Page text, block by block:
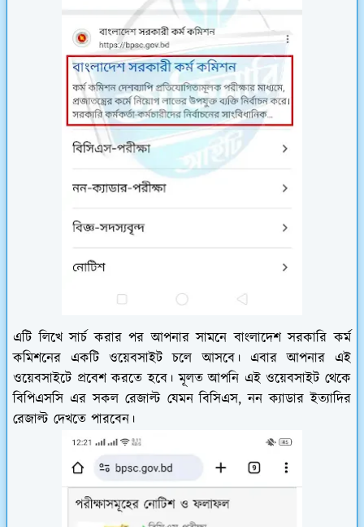
এটি লিখে সার্চ করার পর আপনার সামনে বাংলাদেশ সরকারি কর্ম
কমিশনের একটি ওয়েবসাইট চলে আসবে। এবার আপনার এই
ওয়েবসাইটে প্রবেশ করতে হবে। মূলত আপনি এই ওয়েবসাইট থেকে
বিপিএসসি এর সকল রেজাল্ট যেমন বিসিএস, নন ক্যাডার ইত্যাদির
রেজাল্ট দেখতে পারবেন।